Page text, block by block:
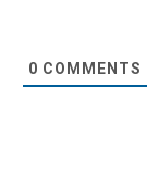
0 COMMENTS